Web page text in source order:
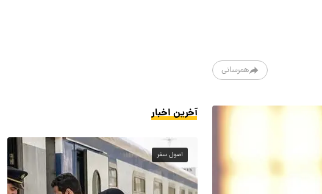
همرسانی
آخرین اخبار
اصول سفر